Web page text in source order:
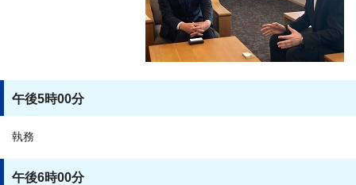
午後5時00分
執務
午後6時00分